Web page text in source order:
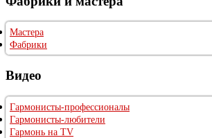
Мастера
Фабрики
Видео
Гармонисты-профессионалы
Гармонисты-любители
Гармонь на TV